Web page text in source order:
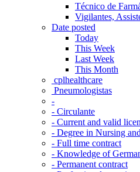
Técnico de
Vigilantes,
Date posted
Today
This Week
Last Week
This Month
‎ cplhealthcare‬
Pneumologistas
-
- Circulante
- Current and valid
- Degree in Nursing
- Full time contract
- Knowledge of
- Permanent contract